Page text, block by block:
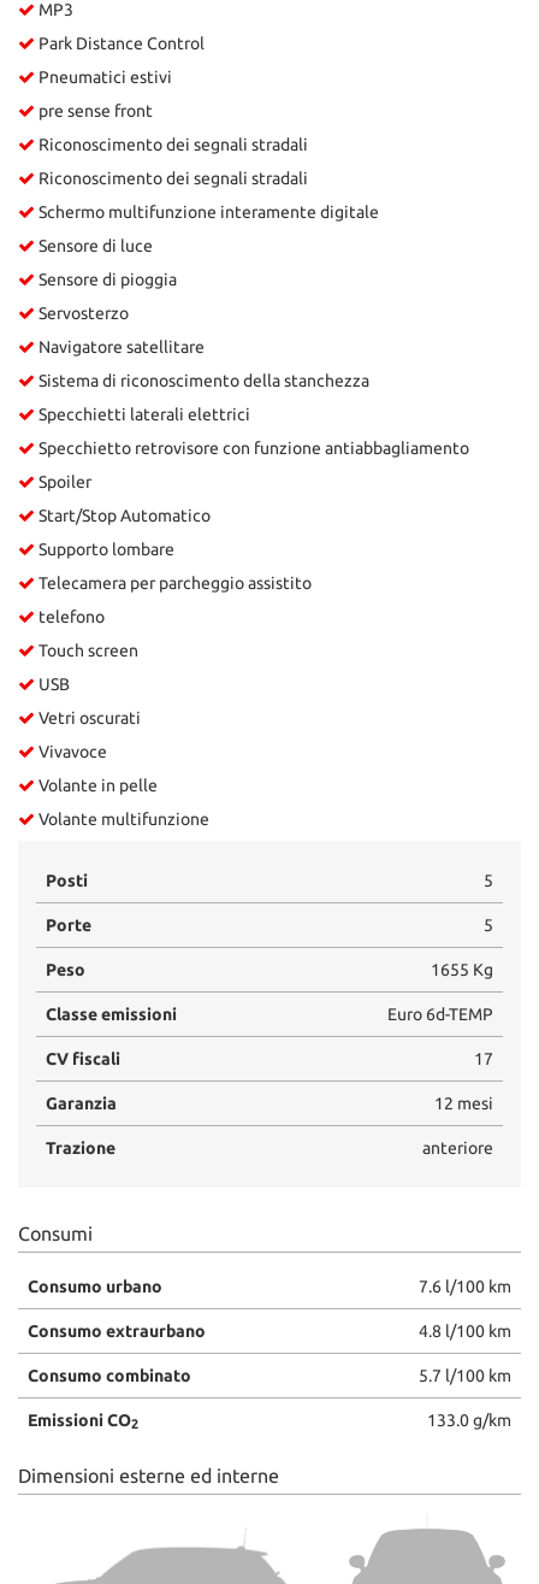
MP3
Park Distance Control
Pneumatici estivi
pre sense front
Riconoscimento dei segnali stradali
Riconoscimento dei segnali stradali
Schermo multifunzione interamente digitale
Sensore di luce
Sensore di pioggia
Servosterzo
Navigatore satellitare
Sistema di riconoscimento della stanchezza
Specchietti laterali elettrici
Specchietto retrovisore con funzione antiabbagliamento
Spoiler
Start/Stop Automatico
Supporto lombare
Telecamera per parcheggio assistito
telefono
Touch screen
USB
Vetri oscurati
Vivavoce
Volante in pelle
Volante multifunzione
Posti 5
Porte 5
Peso 1655 Kg
Classe emissioni Euro 6d-TEMP
CV fiscali 17
Garanzia 12 mesi
Trazione anteriore
Consumi
Consumo urbano 7.6 l/100 km
Consumo extraurbano 4.8 l/100 km
Consumo combinato 5.7 l/100 km
Emissioni CO2 133.0 g/km
Dimensioni esterne ed interne